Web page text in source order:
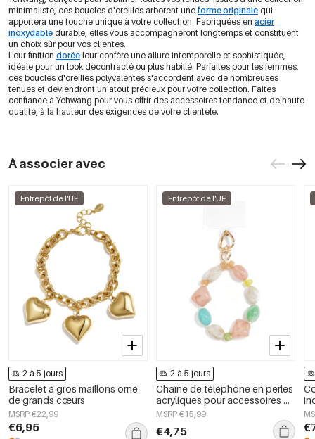
minimaliste, ces boucles d'oreilles arborent une forme originale qui
apportera une touche unique à votre collection. Fabriquées en acier
inoxydable durable, elles vous accompagneront longtemps et constituent
un choix sûr pour vos clientes.
Leur finition dorée leur confère une allure intemporelle et sophistiquée,
idéale pour un look décontracté ou plus habillé. Parfaites pour les femmes,
ces boucles d'oreilles polyvalentes s'accordent avec de nombreuses
tenues et deviendront un atout précieux pour votre collection. Faites
confiance à Yehwang pour vous offrir des accessoires tendance et de haute
qualité, à la hauteur des exigences de votre clientèle.
À associer avec
Entrepôt de l'UE
2 à 5 jours
Bracelet à gros maillons orné
de grands cœurs
MSRP €22,99
€6,95
Entrepôt de l'UE
2 à 5 jours
Chaîne de téléphone en perles
acryliques pour accessoires du
quotidien
MSRP €15,99
€4,75